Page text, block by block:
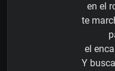
en el
te
el
Y